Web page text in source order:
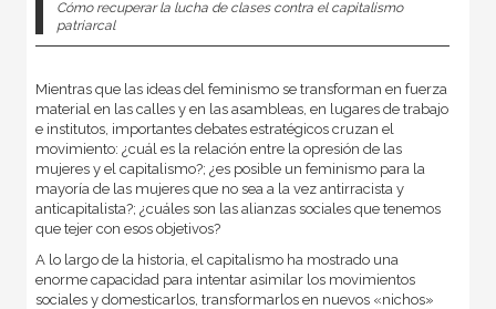
Cómo recuperar la lucha de clases contra el capitalismo
patriarcal
Mientras que las ideas del feminismo se transforman en fuerza
material en las calles y en las asambleas, en lugares de trabajo
e institutos, importantes debates estratégicos cruzan el
movimiento: ¿cuál es la relación entre la opresión de las
mujeres y el capitalismo?; ¿es posible un feminismo para la
mayoría de las mujeres que no sea a la vez antirracista y
anticapitalista?; ¿cuáles son las alianzas sociales que tenemos
que tejer con esos objetivos?
A lo largo de la historia, el capitalismo ha mostrado una
enorme capacidad para intentar asimilar los movimientos
sociales y domesticarlos, transformarlos en nuevos «nichos»